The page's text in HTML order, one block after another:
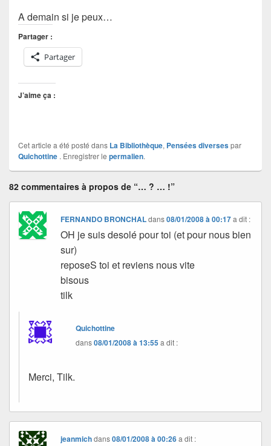
A demain si je peux…
Partager :
Partager
J’aime ça :
Cet article a été posté dans La Bibliothèque, Pensées diversespar
Quichottine . Enregistrer le permalien.
82 commentaires à propos de “… ? … !”
FERNANDO BRONCHALdans08/01/2008 à 00:17 a dit :
OH je suis desolé pour toi (et pour nous bien
sur)
reposeS toi et reviens nous vite
bisous
tilk
Quichottine
dans08/01/2008 à 13:55a dit :
Merci, Tilk.
jeanmichdans08/01/2008 à 00:26 a dit :